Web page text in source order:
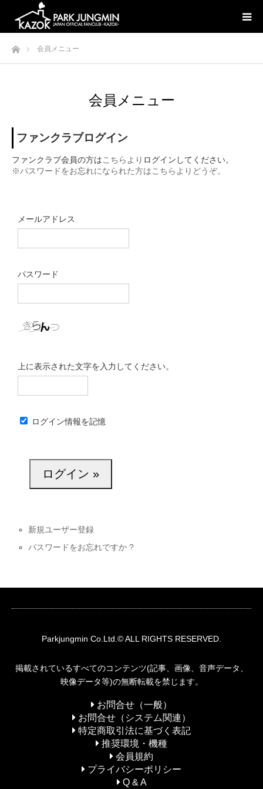
ホーム会員メニュー
会員メニュー
ファンクラブログイン
ファンクラブ会員の方はこちらより ログインしてください。
※パスワードをお忘れになられた方はこちらよりどうぞ。
メールアドレス
パスワード
上に表示された文字を入力してください。
ログイン情報を記憶
新規ユーザー登録
パスワードをお忘れですか ?
Parkjungmin Co.Ltd.© ALL RIGHTS RESERVED.
掲載されているすべてのコンテンツ(記事、画像、音声データ、
映像データ等)の無断転載を禁じます。
お問合せ（一般）
お問合せ（システム関連）
特定商取引法に基づく表記
推奨環境・機種
会員規約
プライバシーポリシー
Q & A